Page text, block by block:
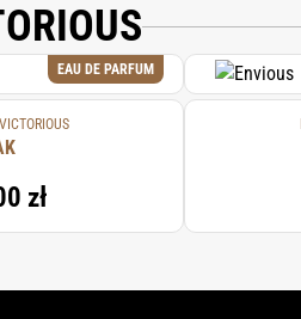
EAU DE PARFUM
zł